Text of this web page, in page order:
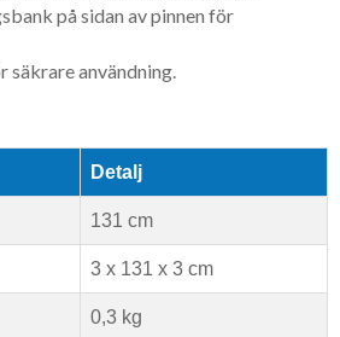
på sidan av pinnen för
användning.
Detalj
131 cm
3 x 131 x 3 cm
0,3 kg